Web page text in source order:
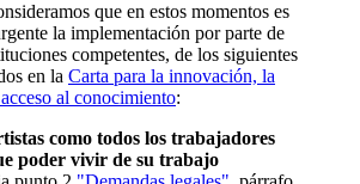
que en estos momentos es
la implementación por parte de
competentes, de los siguientes
en la Carta para la innovación, la
al conocimiento:
como todos los trabajadores
poder vivir de su trabajo